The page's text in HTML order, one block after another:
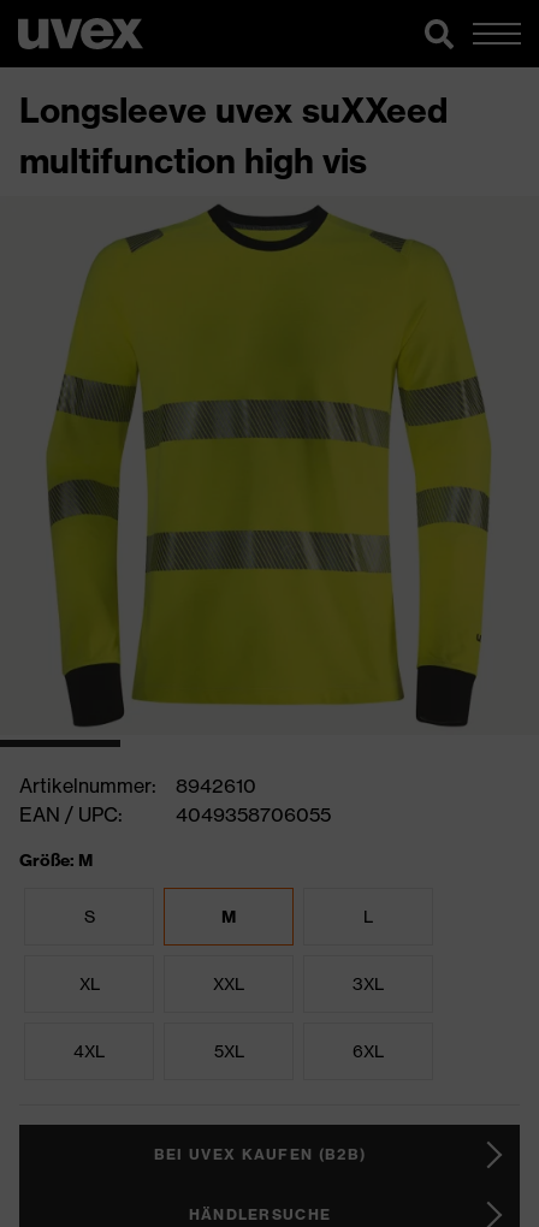
Longsleeve uvex suXXeed
multifunction high vis
Artikelnummer:
8942610
EAN / UPC:
4049358706055
Größe: M
S M L
XL XXL 3XL
4XL 5XL 6XL
BEI UVEX KAUFEN (B2B)
HÄNDLERSUCHE